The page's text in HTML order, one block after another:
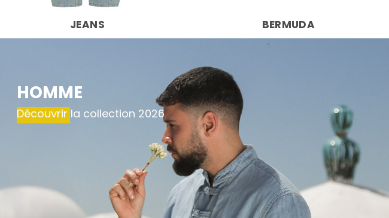
JEANS BERMUDA
HOMME
Découvrir la collection 2026